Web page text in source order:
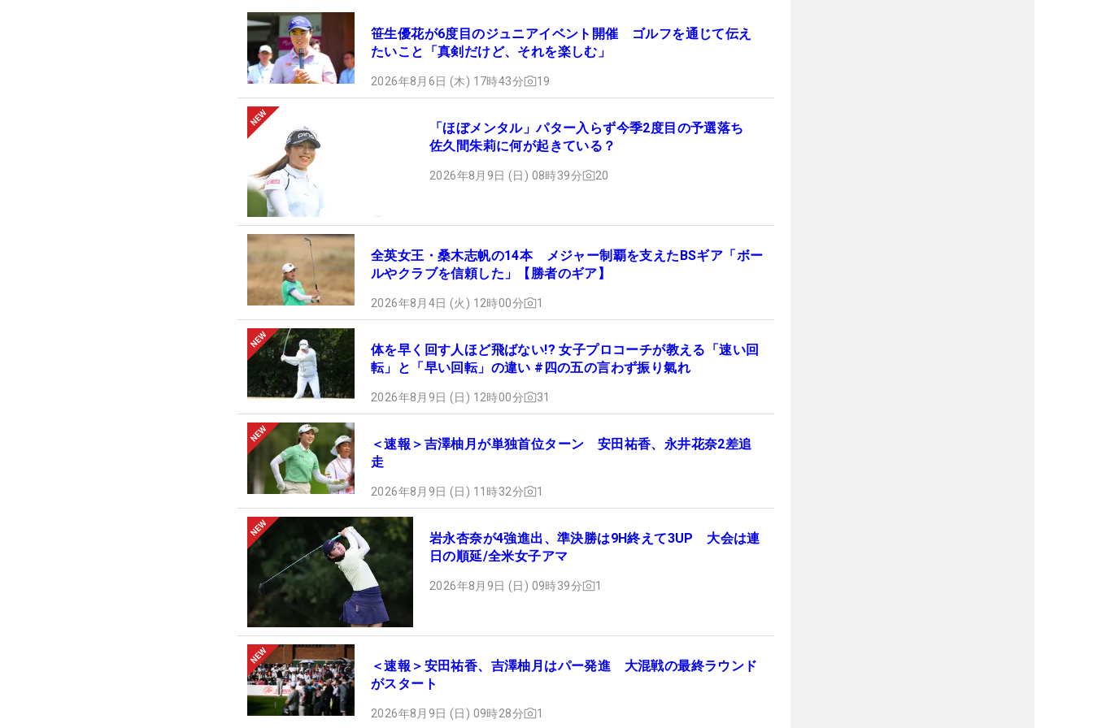
笹生優花が6度目のジュニアイベント開催 ゴルフを通じて伝え
たいこと「真剣だけど、それを楽しむ」
2026年8月6日 (木) 17時43分 19
「ほぼメンタル」パター入らず今季2度目の予選落ち
佐久間朱莉に何が起きている？
2026年8月9日 (日) 08時39分 20
全英女王・桑木志帆の14本 メジャー制覇を支えたBSギア「ボー
ルやクラブを信頼した」【勝者のギア】
2026年8月4日 (火) 12時00分 1
体を早く回す人ほど飛ばない!? 女子プロコーチが教える「速い回
転」と「早い回転」の違い #四の五の言わず振り氣れ
2026年8月9日 (日) 12時00分 31
＜速報＞吉澤柚月が単独首位ターン 安田祐香、永井花奈2差追
走
2026年8月9日 (日) 11時32分 1
岩永杏奈が4強進出、準決勝は9H終えて3UP 大会は連
日の順延/全米女子アマ
2026年8月9日 (日) 09時39分 1
＜速報＞安田祐香、吉澤柚月はパー発進 大混戦の最終ラウンド
がスタート
2026年8月9日 (日) 09時28分 1